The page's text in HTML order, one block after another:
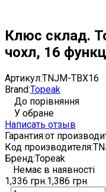
Клюс склад.
чохл, 16
Артикул:TNJM-TBX16
Brand:Topeak
До порівняння
У обране
Написать отзыв
Гарантия:от
Код производителя:
Бренд:Topeak
Немає в наявності
1,336 грн.1,386 грн.